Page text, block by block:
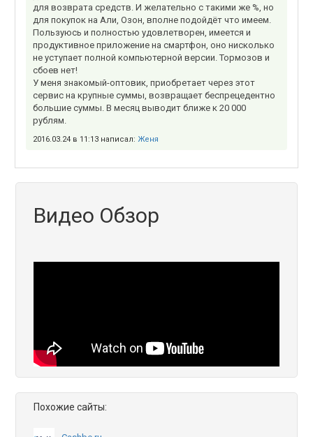
для возврата средств. И желательно с такими же %, но
для покупок на Али, Озон, вполне подойдёт что имеем.
Пользуюсь и полностью удовлетворен, имеется и
продуктивное приложение на смартфон, оно нисколько
не уступает полной компьютерной версии. Тормозов и
сбоев нет!
У меня знакомый-оптовик, приобретает через этот
сервис на крупные суммы, возвращает беспрецедентно
большие суммы. В месяц выводит ближе к 20 000
рублям.
2016.03.24 в 11:13 написал: Женя
Видео Обзор
Похожие сайты: